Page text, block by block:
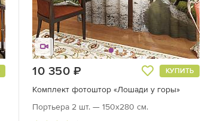
10 350 КУПИТЬ
Комплект фотоштор «Лошади у горы»
Портьера 2 шт. — 150х280 см.